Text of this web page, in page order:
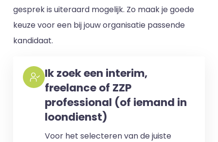
gesprek is uiteraard mogelijk. Zo maak je goede
keuze voor een bij jouw organisatie passende
kandidaat.
Ik zoek een interim,
freelance of ZZP
professional (of iemand in
loondienst)
Voor het selecteren van de juiste